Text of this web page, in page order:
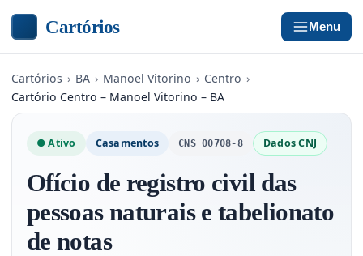
Cartórios Menu
Cartórios › BA › Manoel Vitorino › Centro ›
Cartório Centro – Manoel Vitorino – BA
● Ativo Casamentos CNS 00708-8 Dados CNJ
Ofício de registro civil das
pessoas naturais e tabelionato
de notas